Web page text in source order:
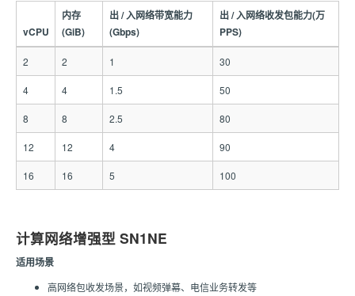
vCPU
内存
(GiB)
出 / 入网络带宽能力
(Gbps)
出 / 入网络收发包能力(万
PPS)
2 2 1 30
4 4 1.5 50
8 8 2.5 80
12 12 4 90
16 16 5 100
计算网络增强型 SN1NE
适用场景
高网络包收发场景，如视频弹幕、电信业务转发等